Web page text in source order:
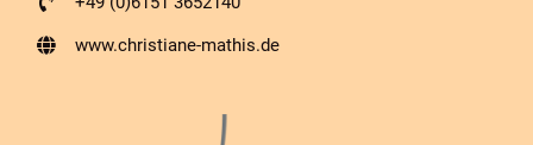
www.christiane-mathis.de